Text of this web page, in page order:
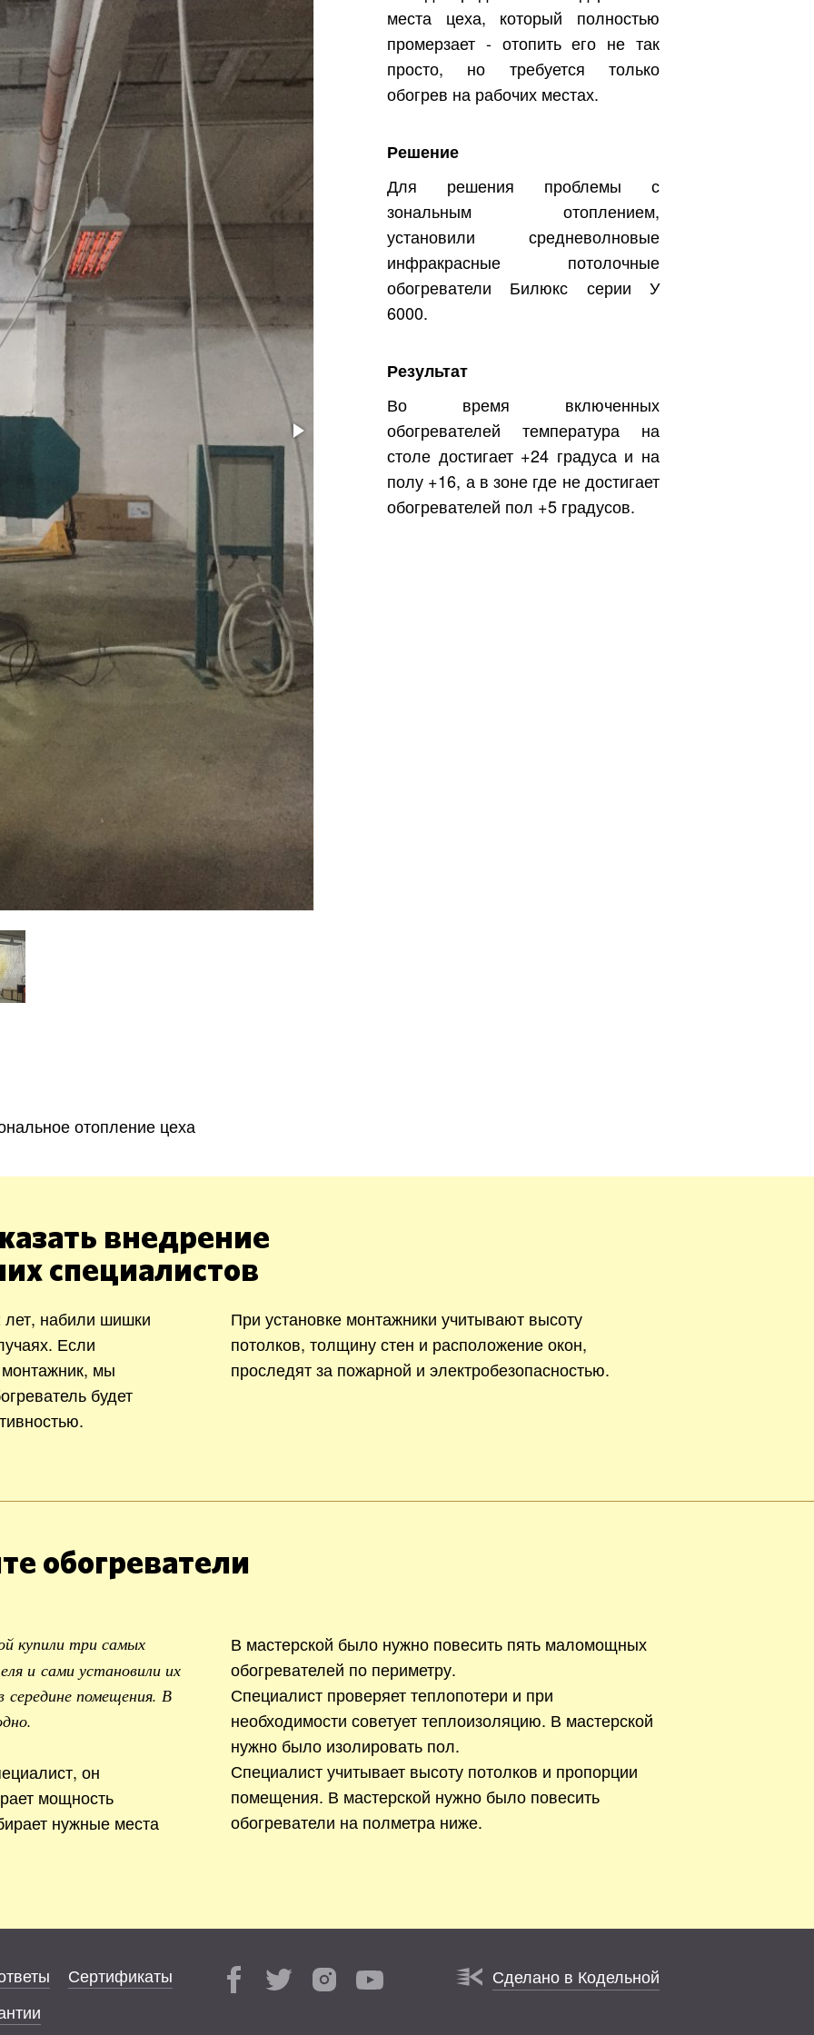
места цеха, который полностью
промерзает - отопить его не так
просто, но требуется только
обогрев на рабочих местах.
Решение
Для решения проблемы с
зональным отоплением,
установили средневолновые
инфракрасные потолочные
обогреватели Билюкс серии У
6000.
Результат
Во время включенных
обогревателей температура на
столе достигает +24 градуса и на
полу +16, а в зоне где не достигает
обогревателей пол +5 градусов.
отопление цеха
внедрение
специалистов
набили шишки
Если
мы
будет
При установке монтажники учитывают высоту
потолков, толщину стен и расположение окон,
проследят за пожарной и электробезопасностью.
обогреватели
купили три самых
и сами установили их
помещения. В
он
мощность
нужные места
В мастерской было нужно повесить пять маломощных
обогревателей по периметру.
Специалист проверяет теплопотери и при
необходимости советует теплоизоляцию. В мастерской
нужно было изолировать пол.
Специалист учитывает высоту потолков и пропорции
помещения. В мастерской нужно было повесить
обогреватели на полметра ниже.
Сертификаты
Сделано в Кодельной
Одесса
Ивано-Франковск
Львов
Винница